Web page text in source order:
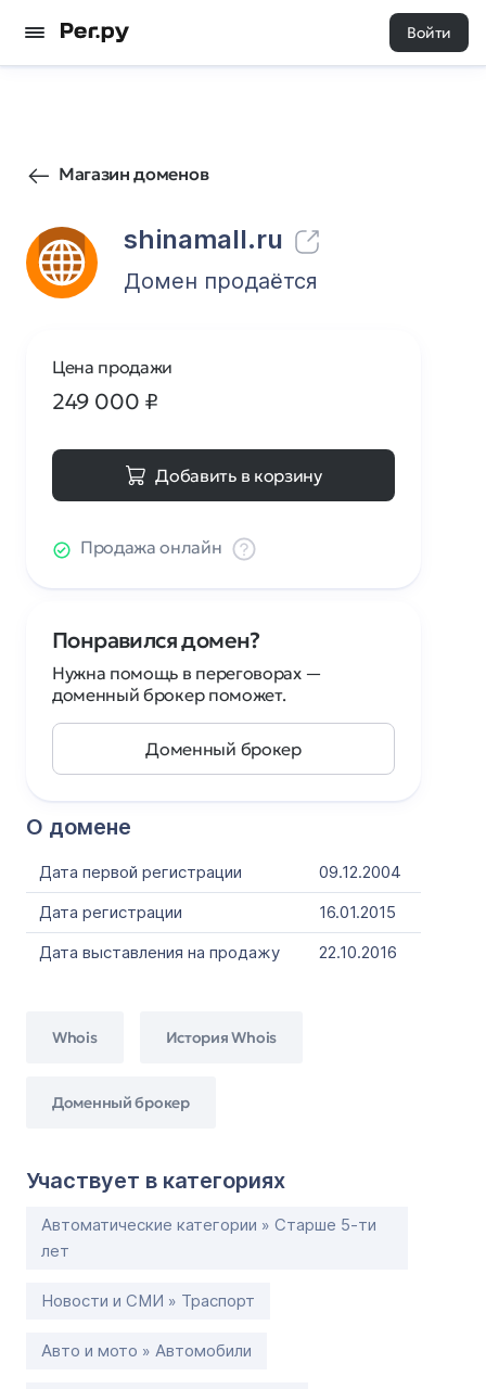
Войти
Магазин доменов
shinamall.ru
17 0
Домен продаётся
О домене
Дата первой регистрации
09.12.2004
Дата регистрации
16.01.2015
Дата выставления на продажу
22.10.2016
Whois История Whois
Доменный брокер
Участвует в категориях
Автоматические категории » Старше 5-ти
лет
Новости и СМИ » Траспорт
Авто и мото » Автомобили
Цена продажи
249 000 ₽
Добавить в корзину
Продажа онлайн
Понравился домен?
Нужна помощь в переговорах —
доменный брокер поможет.
Доменный брокер